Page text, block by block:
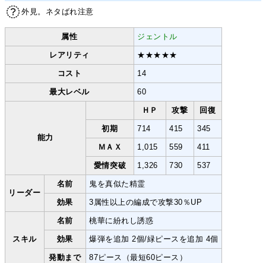
外見。ネタばれ注意
属性 ジェントル
レアリティ ★★★★★
コスト 14
最大レベル 60
能力
ＨＰ 攻撃 回復
初期 714 415 345
ＭＡＸ 1,015 559 411
愛情突破 1,326 730 537
リーダー
名前 鬼を真似た精霊
効果 3属性以上の編成で攻撃30％UP
スキル
名前 桃華に紛れし誘惑
効果 爆弾を追加 2個/緑ピースを追加 4個
発動まで 87ピース（最短60ピース）